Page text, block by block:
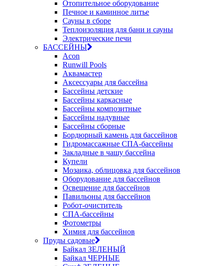
Отопительное оборудование
Печное и каминное литье
Сауны в сборе
Теплоизоляция для бани и сауны
Электрические печи
БАССЕЙНЫ
Acon
Runwill Pools
Аквамастер
Аксессуары для бассейна
Бассейны детские
Бассейны каркасные
Бассейны композитные
Бассейны надувные
Бассейны сборные
Бордюрный камень для бассейнов
Гидромассажные СПА-бассейны
Закладные в чашу бассейна
Купели
Мозаика, облицовка для бассейнов
Оборудование для бассейнов
Освещение для бассейнов
Павильоны для бассейнов
Робот-очиститель
СПА-бассейны
Фотометры
Химия для бассейнов
Пруды садовые
Байкал ЗЕЛЕНЫЙ
Байкал ЧЕРНЫЕ